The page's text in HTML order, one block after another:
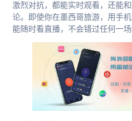
激烈对抗，都能实时观看，还能
论。即使你在墨西哥旅游，用手
能随时看直播，不会错过任何一场